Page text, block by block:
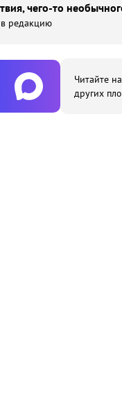
чего-то
редакцию
Читайте
других